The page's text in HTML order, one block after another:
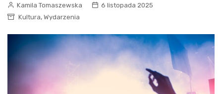
Kamila Tomaszewska
6 listopada 2025
Kultura, Wydarzenia